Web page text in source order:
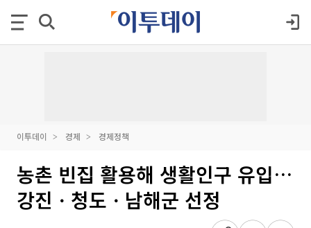
이투데이 경제 경제정책
농촌 빈집 활용해 생활인구 유입…
강진ㆍ청도ㆍ남해군 선정